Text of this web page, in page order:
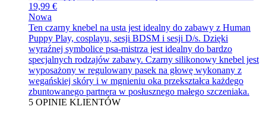
19,99 €
Nowa
Ten czarny knebel na usta jest idealny do zabawy z Human
Puppy Play, cosplayu, sesji BDSM i sesji D/s. Dzięki
wyraźnej symbolice psa-mistrza jest idealny do bardzo
specjalnych rodzajów zabawy. Czarny silikonowy knebel jest
wyposażony w regulowany pasek na głowę wykonany z
wegańskiej skóry i w mgnieniu oka przekształca każdego
zbuntowanego partnera w posłusznego małego szczeniaka.
5 OPINIE KLIENTÓW